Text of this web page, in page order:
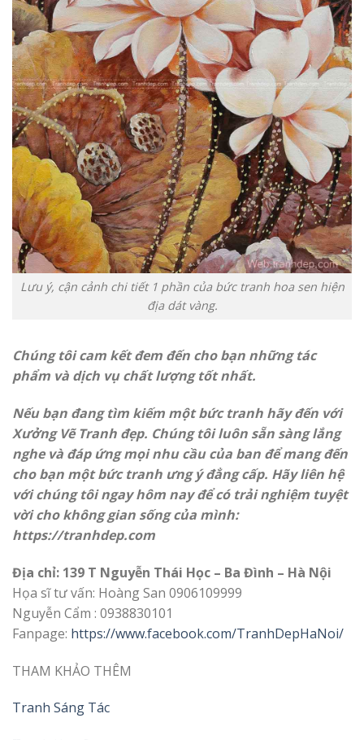
Lưu ý, cận cảnh chi tiết 1 phần của bức tranh hoa sen hiện
địa dát vàng.
Chúng tôi cam kết đem đến cho bạn những tác
phẩm và dịch vụ chất lượng tốt nhất.
Nếu bạn đang tìm kiếm một bức tranh hãy đến với
Xưởng Vẽ Tranh đẹp. Chúng tôi luôn sẵn sàng lắng
nghe và đáp ứng mọi nhu cầu của ban để mang đến
cho bạn một bức tranh ưng ý đẳng cấp. Hãy liên hệ
với chúng tôi ngay hôm nay để có trải nghiệm tuyệt
vời cho không gian sống của mình:
https://tranhdep.com
Địa chỉ: 139 T Nguyễn Thái Học – Ba Đình – Hà Nội
Họa sĩ tư vấn: Hoàng San 0906109999
Nguyễn Cẩm : 0938830101
Fanpage: https://www.facebook.com/TranhDepHaNoi/
THAM KHẢO THÊM
Tranh Sáng Tác